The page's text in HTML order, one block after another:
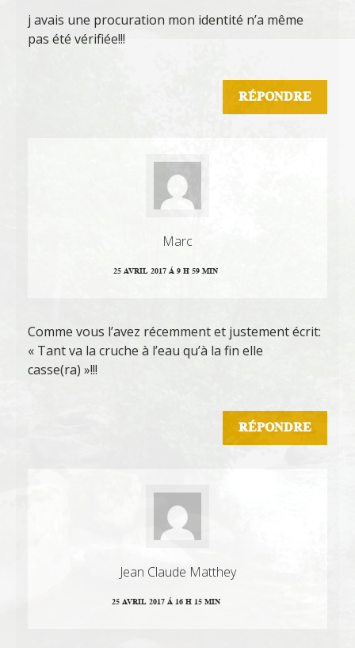
j avais une procuration mon identité n’a même
pas été vérifiée!!!
RÉPONDRE
Marc
25 AVRIL 2017 Á 9 H 59 MIN
Comme vous l’avez récemment et justement écrit:
« Tant va la cruche à l’eau qu’à la fin elle
casse(ra) »!!!
RÉPONDRE
Jean Claude Matthey
25 AVRIL 2017 Á 16 H 15 MIN